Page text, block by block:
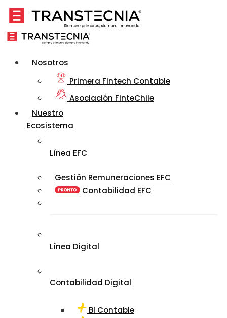
Nosotros
Primera Fintech Contable
Asociación FinteChile
Nuestro
Ecosistema
Línea EFC
Gestión Remuneraciones EFC
Contabilidad EFC
Línea Digital
Contabilidad Digital
BI Contable